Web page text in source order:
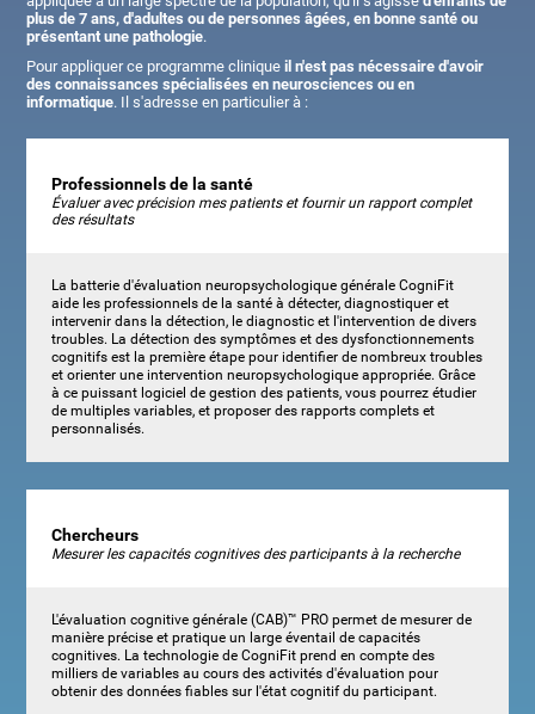
plus de 7 ans, d'adultes ou de personnes âgées, en bonne santé ou
présentant une pathologie.
Pour appliquer ce programme cliniqueil n'est pas nécessaire d'avoir
des connaissances spécialisées en neurosciences ou en
informatique. Il s'adresse en particulier à :
Professionnels de la santé
Évaluer avec précision mes patients et fournir un rapport complet
des résultats
La batterie d'évaluation neuropsychologique générale CogniFit
aide les professionnels de la santé à détecter, diagnostiquer et
intervenir dans la détection, le diagnostic et l'intervention de divers
troubles. La détection des symptômes et des dysfonctionnements
cognitifs est la première étape pour identifier de nombreux troubles
et orienter une intervention neuropsychologique appropriée. Grâce
à ce puissant logiciel de gestion des patients, vous pourrez étudier
de multiples variables, et proposer des rapports complets et
personnalisés.
Chercheurs
Mesurer les capacités cognitives des participants à la recherche
L'évaluation cognitive générale (CAB)™ PRO permet de mesurer de
manière précise et pratique un large éventail de capacités
cognitives. La technologie de CogniFit prend en compte des
milliers de variables au cours des activités d'évaluation pour
obtenir des données fiables sur l'état cognitif du participant.